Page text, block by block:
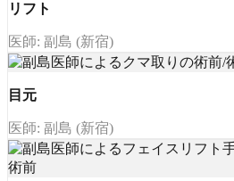
リフト
医師: 副島 (新宿)
目元
医師: 副島 (新宿)